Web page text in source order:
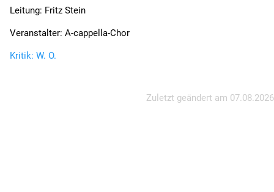
Leitung: Fritz Stein
Veranstalter: A-cappella-Chor
Kritik: W. O.
Zuletzt geändert am 07.08.2026